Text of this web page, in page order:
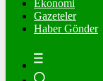
Ekonomi
Gazeteler
Haber Gönder
20:37 / CHP
/ MHP
13:33
/ BAŞKAN
KAMUOYUNA